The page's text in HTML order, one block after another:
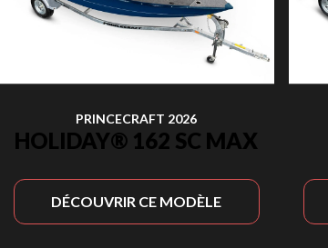
PRINCECRAFT 2026
HOLIDAY® 162 SC MAX
DÉCOUVRIR CE MODÈLE